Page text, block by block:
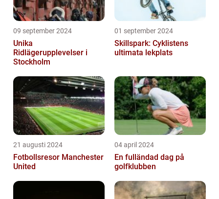
09 september 2024
Unika
Ridlägerupplevelser i
Stockholm
01 september 2024
Skillspark: Cyklistens
ultimata lekplats
21 augusti 2024
Fotbollsresor Manchester
United
04 april 2024
En fulländad dag på
golfklubben